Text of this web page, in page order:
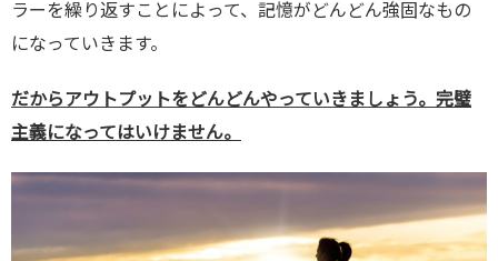
ラーを繰り返すことによって、記憶がどんどん強固なもの
になっていきます。
だからアウトプットをどんどんやっていきましょう。完璧
主義になってはいけません。